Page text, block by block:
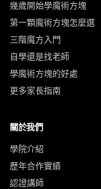
幾歲開始學魔術方塊
第一顆魔術方塊怎麼選
三階魔方入門
自學還是找老師
學魔術方塊的好處
更多家長指南
關於我們
學院介紹
歷年合作實績
認證講師